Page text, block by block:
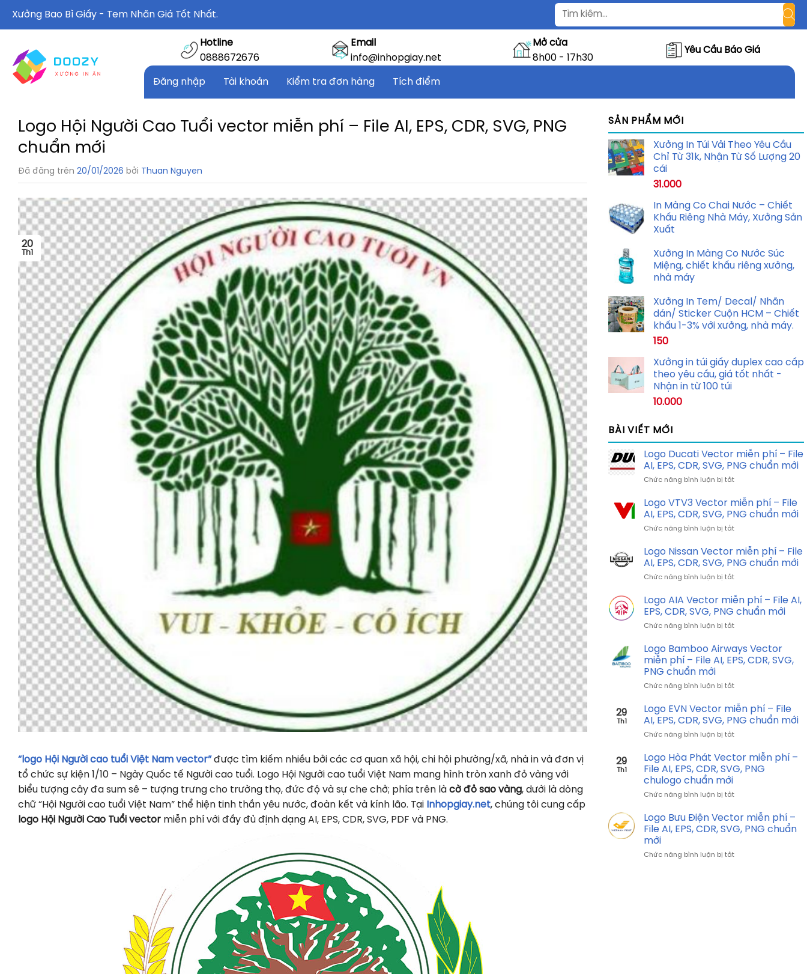
dung
Xưởng Bao Bì Giấy - Tem Nhãn Giá Tốt Nhất.
Hotline
0888672676
Email
info@inhopgiay.net
Mở cửa
8h00 - 17h30
Yêu Cầu Báo Giá
Đăng nhập Tài khoản Kiểm tra đơn hàng Tích điểm
Logo Hội Người Cao Tuổi vector miễn phí – File AI, EPS, CDR, SVG, PNG
chuẩn mới
Đã đăng trên 20/01/2026 bởi Thuan Nguyen
20
Th1
“logo Hội Người cao tuổi Việt Nam vector” được tìm kiếm nhiều bởi các cơ quan xã hội, chi hội phường/xã, nhà in và đơn vị
tổ chức sự kiện 1/10 – Ngày Quốc tế Người cao tuổi. Logo Hội Người cao tuổi Việt Nam mang hình tròn xanh đỏ vàng với
biểu tượng cây đa sum sê – tượng trưng cho trường thọ, đức độ và sự che chở; phía trên là cờ đỏ sao vàng, dưới là dòng
chữ “Hội Người cao tuổi Việt Nam” thể hiện tinh thần yêu nước, đoàn kết và kính lão. Tại Inhopgiay.net, chúng tôi cung cấp
logo Hội Người Cao Tuổi vector miễn phí với đầy đủ định dạng AI, EPS, CDR, SVG, PDF và PNG.
SẢN PHẨM MỚI
Xưởng In Túi Vải Theo Yêu Cầu
Chỉ Từ 31k, Nhận Từ Số Lượng 20
cái
31.000
In Màng Co Chai Nước – Chiết
Khấu Riêng Nhà Máy, Xưởng Sản
Xuất
Xưởng In Màng Co Nước Súc
Miệng, chiết khấu riêng xưởng,
nhà máy
Xưởng In Tem/ Decal/ Nhãn
dán/ Sticker Cuộn HCM – Chiết
khấu 1-3% với xưởng, nhà máy.
150
Xưởng in túi giấy duplex cao cấp
theo yêu cầu, giá tốt nhất -
Nhận in từ 100 túi
10.000
BÀI VIẾT MỚI
Logo Ducati Vector miễn phí – File
AI, EPS, CDR, SVG, PNG chuẩn mới
Chức năng bình luận bị tắtở
Ducati
Vector
phí
File
AI,
CDR,
PNG
chuẩn
Logo VTV3 Vector miễn phí – File
AI, EPS, CDR, SVG, PNG chuẩn mới
Chức năng bình luận bị tắtở
VTV3
Vector
phí
File
AI,
CDR,
PNG
chuẩn
Logo Nissan Vector miễn phí – File
AI, EPS, CDR, SVG, PNG chuẩn mới
Chức năng bình luận bị tắtở
Nissan
Vector
phí
File
AI,
SVG,
chuẩn
mới
Logo AIA Vector miễn phí – File AI,
EPS, CDR, SVG, PNG chuẩn mới
Chức năng bình luận bị tắtở
AIA
Vector
miễn
–
AI,
EPS,
SVG,
chuẩn
mới
Logo Bamboo Airways Vector
miễn phí – File AI, EPS, CDR, SVG,
PNG chuẩn mới
Chức năng bình luận bị tắtở
Bamboo
Airways
miễn
–
File
CDR,
PNG
chuẩn
29
Th1
Logo EVN Vector miễn phí – File
AI, EPS, CDR, SVG, PNG chuẩn mới
Chức năng bình luận bị tắtở
EVN
Vector
miễn
–
AI,
EPS,
PNG
29
Th1
Logo Hòa Phát Vector miễn phí –
File AI, EPS, CDR, SVG, PNG
chulogo chuẩn mới
Chức năng bình luận bị tắtở
Hòa
Phát
Vector
phí
Logo Bưu Điện Vector miễn phí –
File AI, EPS, CDR, SVG, PNG chuẩn
mới
Chức năng bình luận bị tắtở